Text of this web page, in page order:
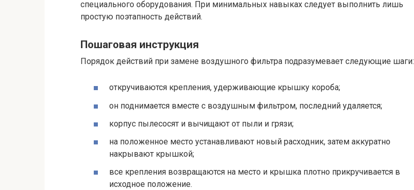
специального оборудования. При минимальных навыках следует выполнить лишь
простую поэтапность действий.
Пошаговая инструкция
Порядок действий при замене воздушного фильтра подразумевает следующие шаги:
откручиваются крепления, удерживающие крышку короба;
он поднимается вместе с воздушным фильтром, последний удаляется;
корпус пылесосят и вычищают от пыли и грязи;
на положенное место устанавливают новый расходник, затем аккуратно
накрывают крышкой;
все крепления возвращаются на место и крышка плотно прикручивается в
исходное положение.